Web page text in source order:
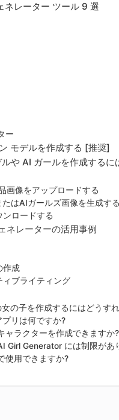
ネレーター ツール 9 選
ー
モデルを作成する [推奨]
や AI ガールを作成するに
画像をアップロードする
はAIガールズ画像を生成する
ロードする
ネレーターの活用事例
作成
ブライティング
の子を作成するにはどうす
リは何ですか?
ャラクターを作成できますか?
Girl Generator には制限があ
使用できますか?